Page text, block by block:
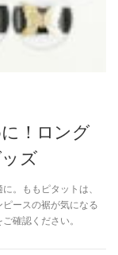
！ロング
ズ
。ももピタットは、
ースの裾が気になる
確認ください。